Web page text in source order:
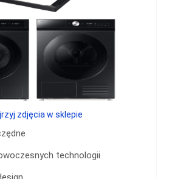
technologii
zdjęcia w sklepie